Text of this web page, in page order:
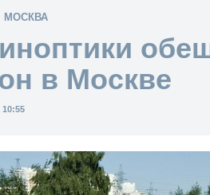
МОСКВА
в Москве